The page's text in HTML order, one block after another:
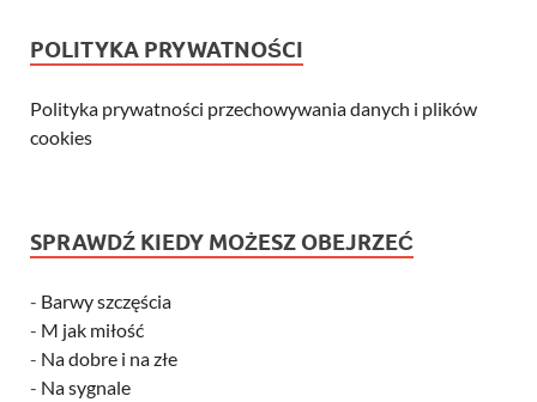
POLITYKA PRYWATNOŚCI
Polityka prywatności przechowywania danych i plików
cookies
SPRAWDŹ KIEDY MOŻESZ OBEJRZEĆ
- Barwy szczęścia
- M jak miłość
- Na dobre i na złe
- Na sygnale